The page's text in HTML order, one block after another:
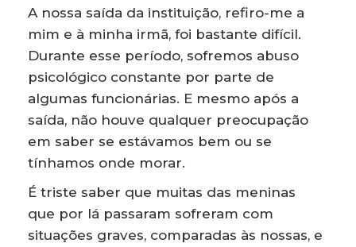
A nossa saída da instituição, refiro-me a
mim e à minha irmã, foi bastante difícil.
Durante esse período, sofremos abuso
psicológico constante por parte de
algumas funcionárias. E mesmo após a
saída, não houve qualquer preocupação
em saber se estávamos bem ou se
tínhamos onde morar.
É triste saber que muitas das meninas
que por lá passaram sofreram com
situações graves, comparadas às nossas, e